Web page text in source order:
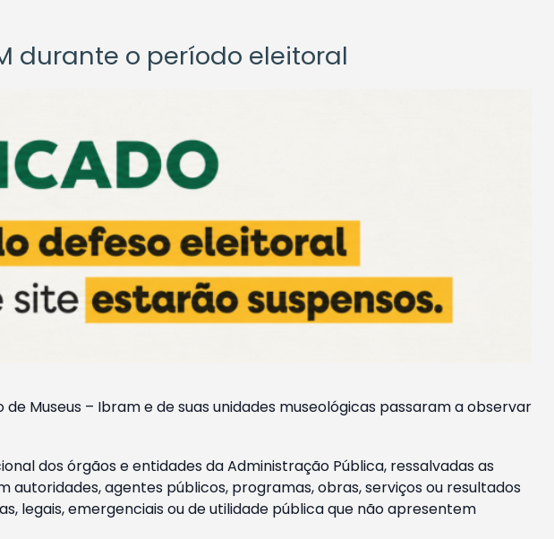
durante o período eleitoral
Museus – Ibram e de suas unidades museológicas passaram a observar
dos órgãos e entidades da Administração Pública, ressalvadas as
agentes públicos, programas, obras, serviços ou resultados
legais, emergenciais ou de utilidade pública que não apresentem